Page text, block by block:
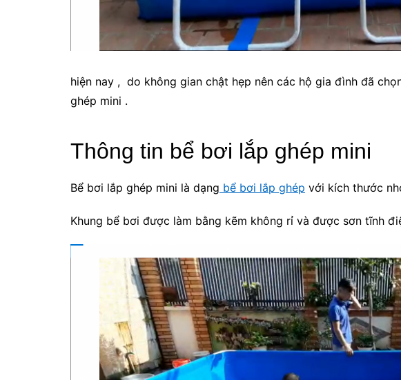
hiện nay , do không gian chật hẹp nên các hộ gia đình đã
ghép mini .
Thông tin bể bơi lắp ghép mini
Bể bơi lắp ghép mini là dạng bể bơi lắp ghép với kích thước
Khung bể bơi được làm bằng kẽm không rỉ và được sơn tĩnh